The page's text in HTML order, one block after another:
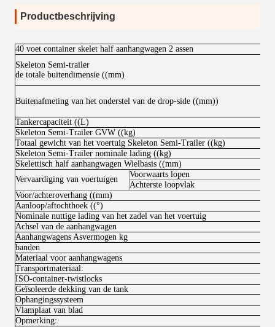
Productbeschrijving
40 voet container skelet half aanhangwagen 2 assen
Skeleton Semi-trailer
de totale buitendimensie ((mm)
Buitenafmeting van het onderstel van de drop-side ((mm))
Tankercapaciteit ((L)
Skeleton Semi-Trailer GVW ((kg)
Totaal gewicht van het voertuig Skeleton Semi-Trailer ((kg)
Skeleton Semi-Trailer nominale lading ((kg)
Skelettisch half aanhangwagen Wielbasis ((mm)
Vervaardiging van voertuigen
Voorwaarts lopen
Achterste loopvlak
Voor/achteroverhang ((mm)
Aanloop/aftochthoek ((°)
Nominale nuttige lading van het zadel van het voertuig
Achsel van de aanhangwagen
Aanhangwagens Asvermogen kg
banden
Materiaal voor aanhangwagens
Transportmateriaal:
ISO-container-twistlocks
Geïsoleerde dekking van de tank
Ophangingssysteem
Vlamplaat van blad
Opmerking: